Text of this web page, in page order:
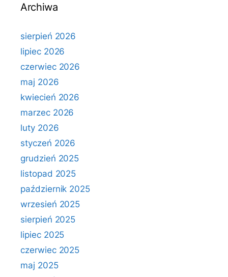
Archiwa
sierpień 2026
lipiec 2026
czerwiec 2026
maj 2026
kwiecień 2026
marzec 2026
luty 2026
styczeń 2026
grudzień 2025
listopad 2025
październik 2025
wrzesień 2025
sierpień 2025
lipiec 2025
czerwiec 2025
maj 2025